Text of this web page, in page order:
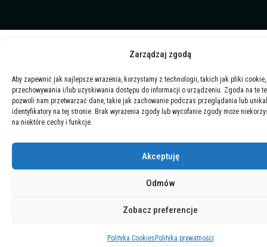
Zarządzaj zgodą
Aby zapewnić jak najlepsze wrażenia, korzystamy z technologii, takich jak pliki
przechowywania i/lub uzyskiwania dostępu do informacji o urządzeniu. Zgoda na te
pozwoli nam przetwarzać dane, takie jak zachowanie podczas przeglądania lub
identyfikatory na tej stronie. Brak wyrażenia zgody lub wycofanie zgody może
na niektóre cechy i funkcje.
Akceptuję
Odmów
Zobacz preferencje
Polityka Cookies Polityka prywatności